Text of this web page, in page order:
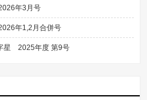
年3月号
年1,2月合併号
星 2025年度 第9号